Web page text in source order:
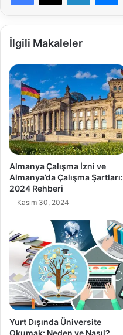
İlgili Makaleler
Almanya Çalışma İzni ve
Almanya’da Çalışma Şartları:
2024 Rehberi
Kasım 30, 2024
Yurt Dışında Üniversite
Okumak: Neden ve Nasıl?